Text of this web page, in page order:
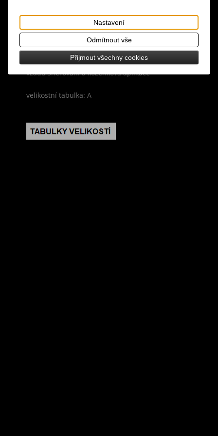
polyester, podšívka 100% polyester
design: černá barva, podšívka, zapínání na zip,
kapuce s bambulemi lemovaná kožíškem, velké
kapsy zdobené šněrováním a koženkovou aplikací,
vzadu šněrování a koženková aplikace
velikostní tabulka: A
Nastavení
Odmítnout vše
Přijmout všechny cookies